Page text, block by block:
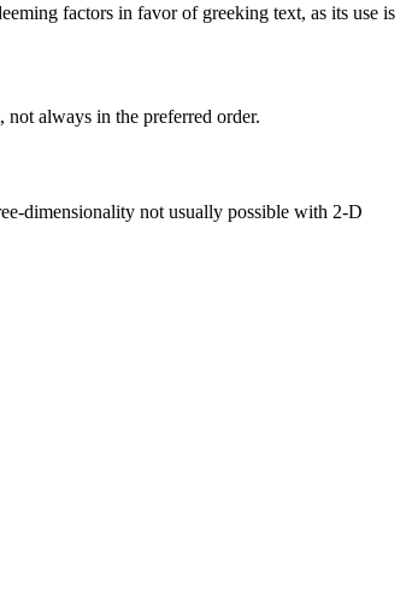
factors in favor of greeking text, as its use is
always in the preferred order.
dimensionality not usually possible with 2-D